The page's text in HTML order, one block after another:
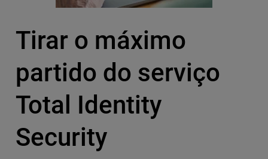
Tirar o máximo
partido do serviço
Total Identity
Security